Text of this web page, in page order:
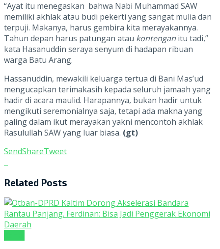
“Ayat itu menegaskan bahwa Nabi Muhammad SAW
memiliki akhlak atau budi pekerti yang sangat mulia dan
terpuji. Makanya, harus gembira kita merayakannya.
Tahun depan harus patungan atau kontengan itu tadi,”
kata Hasanuddin seraya senyum di hadapan ribuan
warga Batu Arang.
Hassanuddin, mewakili keluarga tertua di Bani Mas’ud
mengucapkan terimakasih kepada seluruh jamaah yang
hadir di acara maulid. Harapannya, bukan hadir untuk
mengikuti seremonialnya saja, tetapi ada makna yang
paling dalam ikut merayakan yakni mencontoh akhlak
Rasulullah SAW yang luar biasa. (gt)
SendShareTweet
Related Posts